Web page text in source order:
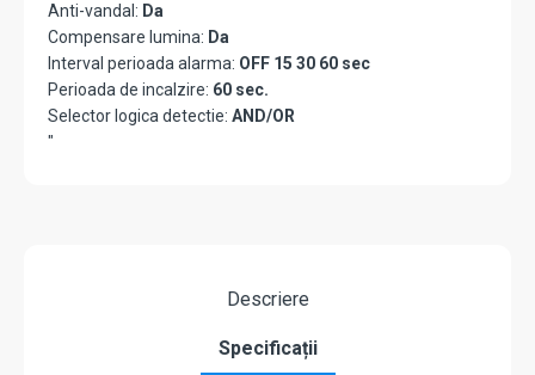
Anti-vandal: Da
Compensare lumina: Da
Interval perioada alarma: OFF 15 30 60 sec
Perioada de incalzire: 60 sec.
Selector logica detectie: AND/OR
"
Descriere
Specificații